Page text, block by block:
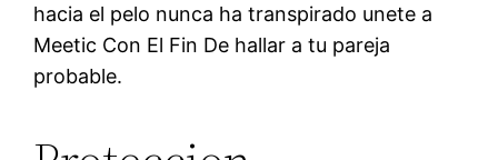
hacia el pelo nunca ha transpirado unete a
Meetic Con El Fin De hallar a tu pareja
probable.